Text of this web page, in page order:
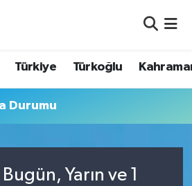
Türkiye Türkoğlu
Durumu
Yarın ve 1